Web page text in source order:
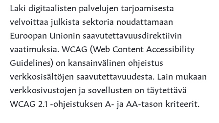
Laki digitaalisten palvelujen tarjoamisesta
velvoittaa julkista sektoria noudattamaan
Euroopan Unionin saavutettavuusdirektiivin
vaatimuksia. WCAG (Web Content Accessibility
Guidelines) on kansainvälinen ohjeistus
verkkosisältöjen saavutettavuudesta. Lain mukaan
verkkosivustojen ja sovellusten on täytettävä
WCAG 2.1 -ohjeistuksen A- ja AA-tason kriteerit.